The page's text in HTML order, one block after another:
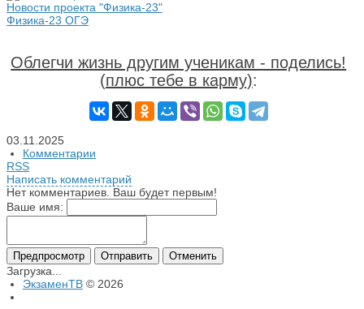
Новости проекта "Физика-23"
Физика-23 ОГЭ
Облегчи жизнь другим ученикам - поделись!
(плюс тебе в карму):
03.11.2025
Комментарии
RSS
Написать комментарий
Нет комментариев. Ваш будет первым!
Ваше имя:
Загрузка...
ЭкзаменТВ © 2026